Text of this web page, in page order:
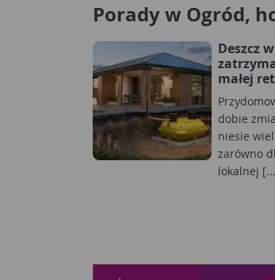
Porady w Ogród,
Deszcz
małej
dobie
niesie
zarówno
lokalnej